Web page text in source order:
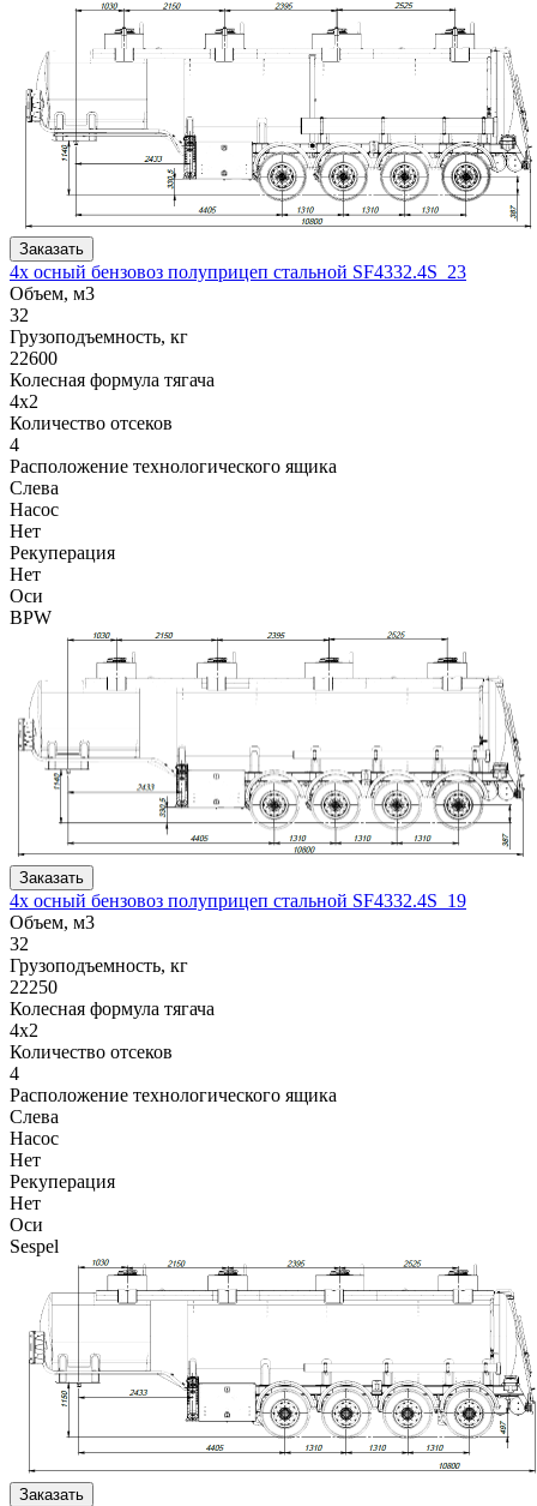
Заказать
4х осный бензовоз полуприцеп стальной SF4332.4S_23
Объем, м3
32
Грузоподъемность, кг
22600
Колесная формула тягача
4x2
Количество отсеков
4
Расположение технологического ящика
Слева
Насос
Нет
Рекуперация
Нет
Оси
BPW
Заказать
4х осный бензовоз полуприцеп стальной SF4332.4S_19
Объем, м3
32
Грузоподъемность, кг
22250
Колесная формула тягача
4x2
Количество отсеков
4
Расположение технологического ящика
Слева
Насос
Нет
Рекуперация
Нет
Оси
Sespel
Заказать